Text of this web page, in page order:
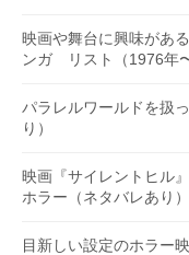
映画や舞台に興味があ
ンガ リスト（1976年
パラレルワールドを扱
り）
映画『サイレントヒル
ホラー（ネタバレあり）
目新しい設定のホラー